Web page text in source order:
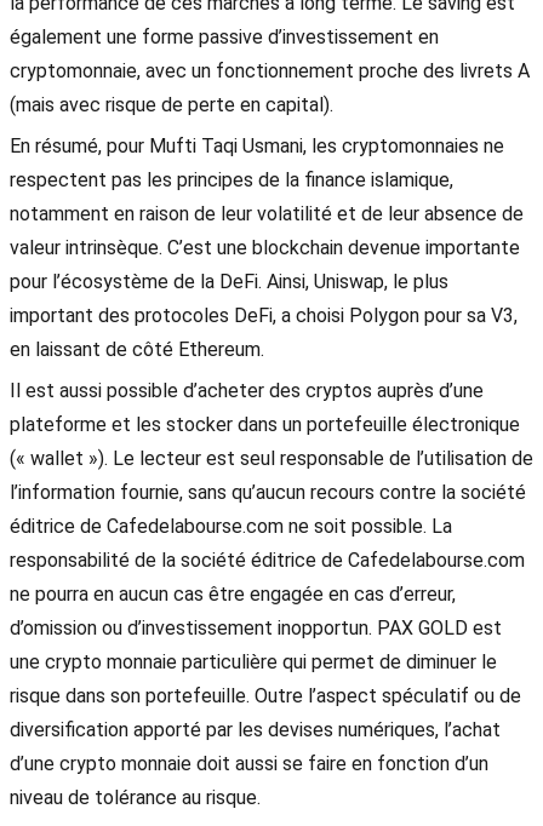
également une forme passive d’investissement en
cryptomonnaie, avec un fonctionnement proche des livrets A
(mais avec risque de perte en capital).
En résumé, pour Mufti Taqi Usmani, les cryptomonnaies ne
respectent pas les principes de la finance islamique,
notamment en raison de leur volatilité et de leur absence de
valeur intrinsèque. C’est une blockchain devenue importante
pour l’écosystème de la DeFi. Ainsi, Uniswap, le plus
important des protocoles DeFi, a choisi Polygon pour sa V3,
en laissant de côté Ethereum.
Il est aussi possible d’acheter des cryptos auprès d’une
plateforme et les stocker dans un portefeuille électronique
(« wallet »). Le lecteur est seul responsable de l’utilisation de
l’information fournie, sans qu’aucun recours contre la société
éditrice de Cafedelabourse.com ne soit possible. La
responsabilité de la société éditrice de Cafedelabourse.com
ne pourra en aucun cas être engagée en cas d’erreur,
d’omission ou d’investissement inopportun. PAX GOLD est
une crypto monnaie particulière qui permet de diminuer le
risque dans son portefeuille. Outre l’aspect spéculatif ou de
diversification apporté par les devises numériques, l’achat
d’une crypto monnaie doit aussi se faire en fonction d’un
niveau de tolérance au risque.